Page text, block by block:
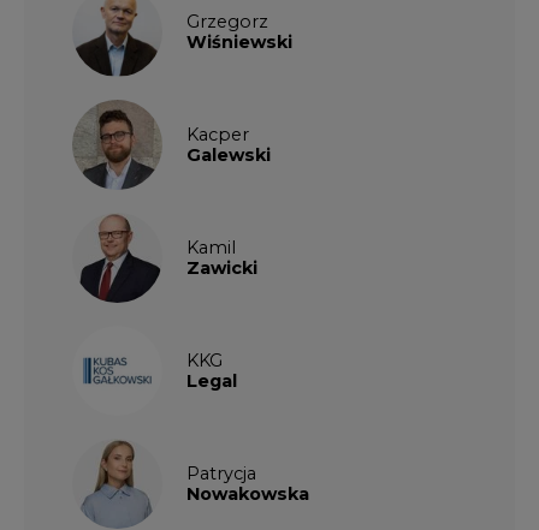
Grzegorz
Wiśniewski
Kacper
Galewski
Kamil
Zawicki
KKG
Legal
Patrycja
Nowakowska